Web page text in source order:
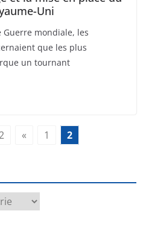
Uni
Guerre mondiale, les
que les plus
un tournant
« 1 2